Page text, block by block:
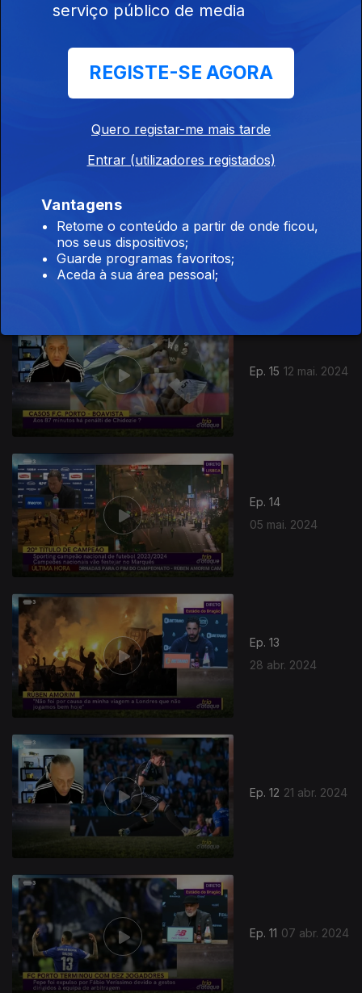
Ep. 17
Ep. 16
Ep. 15 12 mai. 2024
Ep. 14
05 mai. 2024
Ep. 13
28 abr. 2024
Ep. 12 21 abr. 2024
Ep. 11 07 abr. 2024
760321
serviço público de media
REGISTE-SE AGORA
Quero registar-me mais tarde
Entrar (utilizadores registados)
Vantagens
Retome o conteúdo a partir de onde ficou,
nos seus dispositivos;
Guarde programas favoritos;
Aceda à sua área pessoal;